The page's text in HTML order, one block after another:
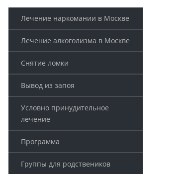
Лечение наркомании в Москве
Лечение алкоголизма в Москве
Снятие ломки
Вывод из запоя
Условно принудительное
лечение
Программа
Группы для родствеников